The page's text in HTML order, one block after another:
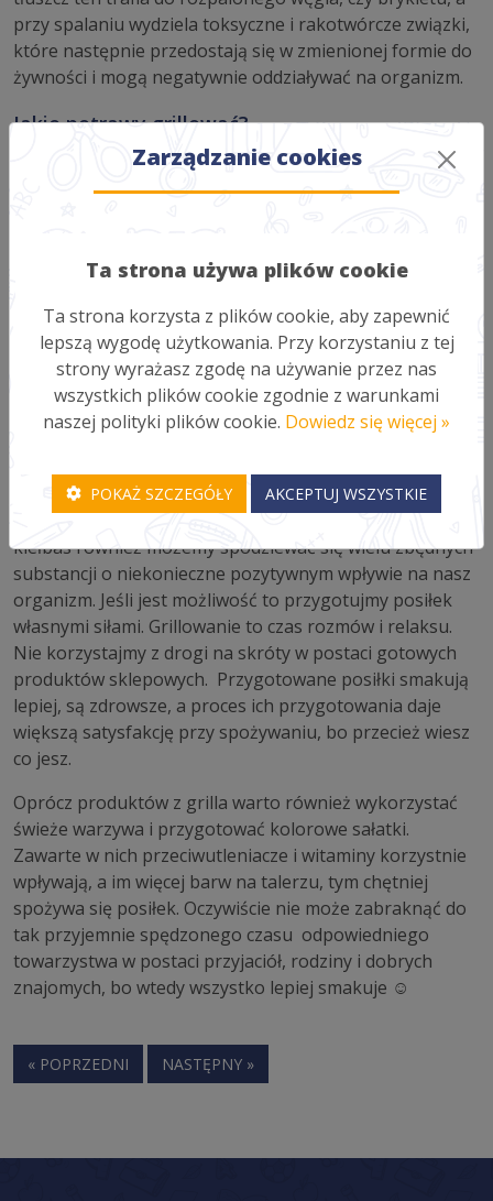
przy spalaniu wydziela toksyczne i rakotwórcze związki,
które następnie przedostają się w zmienionej formie do
żywności i mogą negatywnie oddziaływać na organizm.
Jakie potrawy grillować?
Jak już wiemy jak przyrządzić, to teraz zastanówmy się
jakie posiłki możemy przygotować? A więc możemy
ryby, a także wiele kolorowych warzyw. Dla otrzymania
domowe marynaty. W przypadku już zamarynowanego
mięsa możemy mieć problem w ocenie jego świeżości, a
gotowa marynata ze sklepu może zawierać wiele
zbędnych barwników i konserwantów lub glutaminian
sodu. Przygotowanie marynaty w domu pozwoli nam na
naturalnych produktów.
W przypadku peklowanych, czy wędzonych wędlin i
kiełbas również możemy spodziewać się wielu zbędnych
substancji o niekonieczne pozytywnym wpływie na nasz
organizm. Jeśli jest możliwość to przygotujmy posiłek
własnymi siłami. Grillowanie to czas rozmów i relaksu.
Nie korzystajmy z drogi na skróty w postaci gotowych
produktów sklepowych. Przygotowane posiłki smakują
lepiej, są zdrowsze, a proces ich przygotowania daje
większą satysfakcję przy spożywaniu, bo przecież wiesz
co jesz.
Oprócz produktów z grilla warto również wykorzystać
świeże warzywa i przygotować kolorowe sałatki.
Zawarte w nich przeciwutleniacze i witaminy korzystnie
wpływają, a im więcej barw na talerzu, tym chętniej
spożywa się posiłek. Oczywiście nie może zabraknąć do
tak przyjemnie spędzonego czasu odpowiedniego
towarzystwa w postaci przyjaciół, rodziny i dobrych
znajomych, bo wtedy wszystko lepiej smakuje ☺
« POPRZEDNI NASTĘPNY »
Zarządzanie cookies
Ta strona używa plików cookie
Ta strona korzysta z plików cookie, aby zapewnić
lepszą wygodę użytkowania. Przy korzystaniu z tej
strony wyrażasz zgodę na używanie przez nas
wszystkich plików cookie zgodnie z warunkami
naszej polityki plików cookie. Dowiedz się więcej »
POKAŻ SZCZEGÓŁY AKCEPTUJ WSZYSTKIE